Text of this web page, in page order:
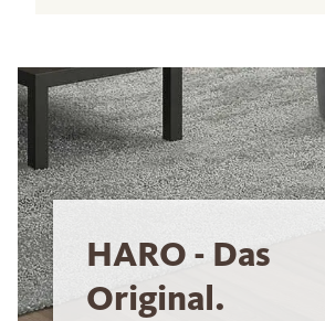
HARO - Das
Original.